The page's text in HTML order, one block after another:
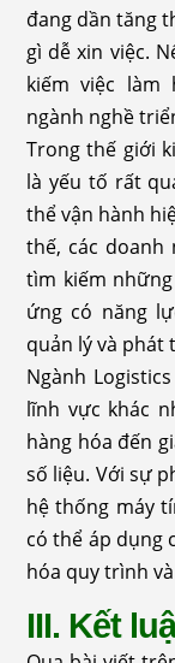
đang dần tăng
gì dễ xin việc.
kiếm việc làm
ngành nghề
Trong thế giới
là yếu tố rất
thể vận hành
thế, các doanh
tìm kiếm
ứng có năng
quản lý và phát
Ngành
lĩnh vực khác
hàng hóa đến
số liệu. Với sự
hệ thống máy
có thể áp dụng
hóa quy trình
III. Kết